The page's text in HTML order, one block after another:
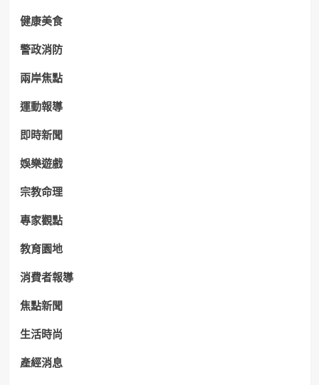
健康美食
警政消防
兩岸焦點
運動報導
即時新聞
娛樂遊戲
宗教命理
專家觀點
教育園地
消費者報導
焦點新聞
生活時尚
產經消息